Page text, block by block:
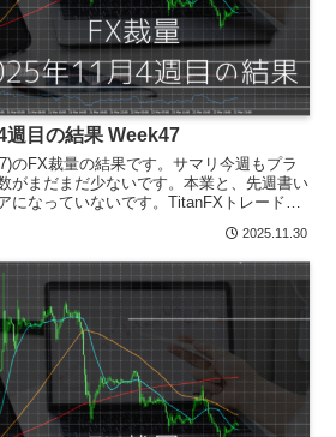
週目の結果 Week47
のFX裁量の結果です。サマリ今週もプラ
がまだまだ少ないです。本業と、先週書い
になっていないです。TitanFXトレード履
2025.11.30